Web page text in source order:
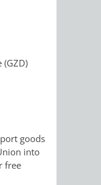
BAURECHT
AMT AMT
(GZD)
goods
into
free